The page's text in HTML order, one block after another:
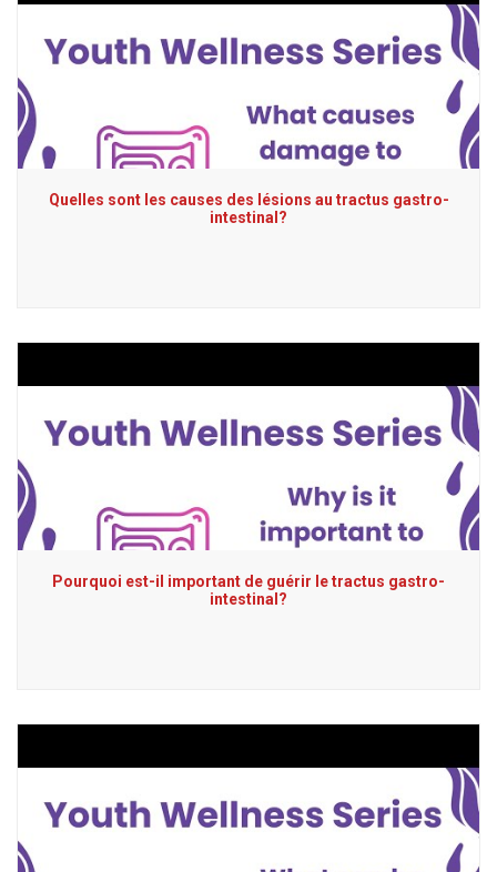
Quelles sont les causes des lésions au tractus gastro-
intestinal?
Pourquoi est-il important de guérir le tractus gastro-
intestinal?